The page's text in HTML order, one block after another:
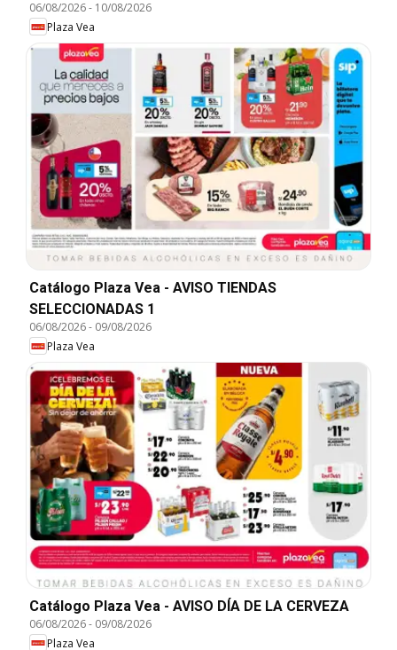
06/08/2026- 10/08/2026
Plaza Vea
Catálogo Plaza Vea - AVISO TIENDAS
SELECCIONADAS 1
06/08/2026- 09/08/2026
Plaza Vea
Catálogo Plaza Vea - AVISO DÍA DE LA CERVEZA
06/08/2026- 09/08/2026
Plaza Vea